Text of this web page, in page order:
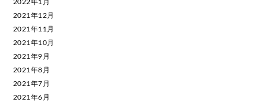
2022年1月
2021年12月
2021年11月
2021年10月
2021年9月
2021年8月
2021年7月
2021年6月